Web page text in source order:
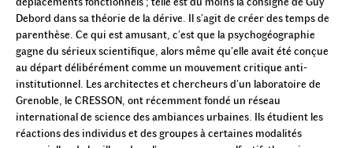
Debord dans sa théorie de la dérive. Il s’agit de créer des temps de
parenthèse. Ce qui est amusant, c’est que la psychogéographie
gagne du sérieux scientifique, alors même qu’elle avait été conçue
au départ délibérément comme un mouvement critique anti-
institutionnel. Les architectes et chercheurs d’un laboratoire de
Grenoble, le CRESSON, ont récemment fondé un réseau
international de science des ambiances urbaines. Ils étudient les
réactions des individus et des groupes à certaines modalités